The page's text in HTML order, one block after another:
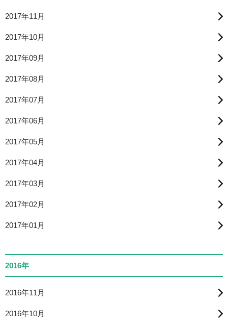
2017年11月
2017年10月
2017年09月
2017年08月
2017年07月
2017年06月
2017年05月
2017年04月
2017年03月
2017年02月
2017年01月
2016年
2016年11月
2016年10月